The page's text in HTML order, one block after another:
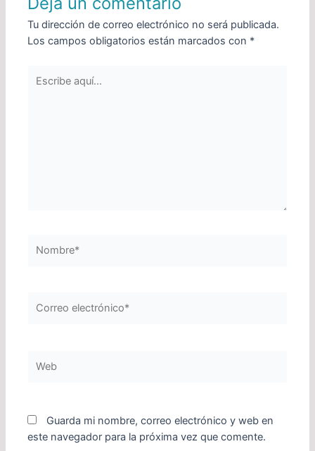
Tu dirección de correo electrónico no será publicada.
Los campos obligatorios están marcados con *
aquí...
electrónico*
Guarda mi nombre, correo electrónico y web en
este navegador para la próxima vez que comente.